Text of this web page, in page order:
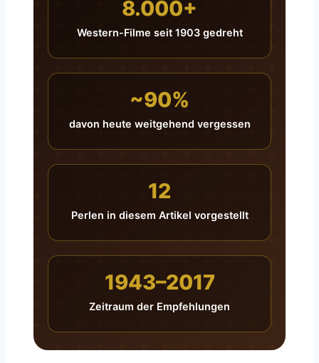
8.000+
Western-Filme seit 1903 gedreht
~90%
davon heute weitgehend vergessen
12
Perlen in diesem Artikel vorgestellt
1943–2017
Zeitraum der Empfehlungen